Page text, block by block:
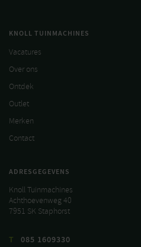
KNOLL TUINMACHINES
Vacatures
Over ons
Ontdek
Outlet
Merken
Contact
ADRESGEGEVENS
Knoll Tuinmachines
Achthoevenweg 40
7951 SK Staphorst
T
085 1609330